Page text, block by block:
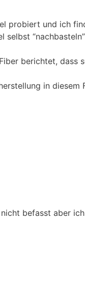
probiert und ich
berichtet,
in diesem
befasst aber